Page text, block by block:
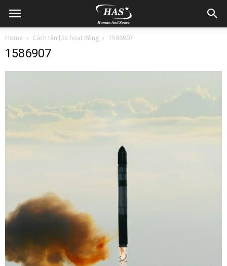
Home Cách tên lửa hoạt đông 1586907
1586907